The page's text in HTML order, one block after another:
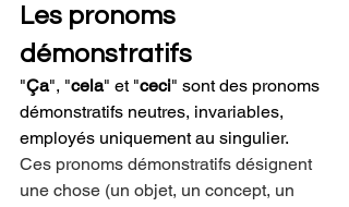
Les pronoms
démonstratifs
"Ça", "cela" et "ceci" sont des pronoms
démonstratifs neutres, invariables,
employés uniquement au singulier.
Ces pronoms démonstratifs désignent
une chose (un objet, un concept, un